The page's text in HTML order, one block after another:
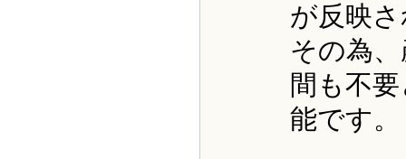
が反映
その為
間も不
能です。